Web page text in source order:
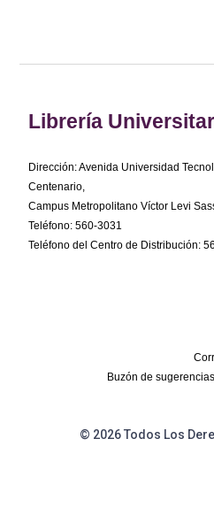
Librería
Dirección: Avenida Universidad
Centenario,
Campus Metropolitano Víctor Levi
Teléfono: 560-3031
Teléfono del Centro de Distribución:
Buzón de
© 2026 Todos Los